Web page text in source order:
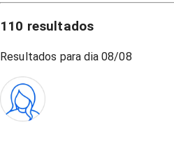
110 resultados
Resultados para dia 08/08